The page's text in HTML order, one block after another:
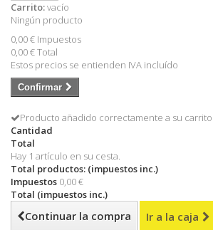
Carrito:vacío
Ningún producto
0,00 € Impuestos
0,00 €Total
Estos precios se entienden IVA incluído
Confirmar
Producto añadido correctamente a su
Cantidad
Total
Hay 1 artículo en su cesta.
Total productos: (impuestos inc.)
Impuestos 0,00 €
Total (impuestos inc.)
Continuar la compra Ir a la caja